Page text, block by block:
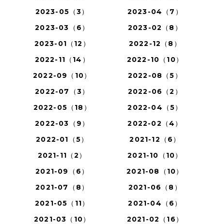
2023-05（3）
2023-04（7）
2023-03（6）
2023-02（8）
2023-01（12）
2022-12（8）
2022-11（14）
2022-10（10）
2022-09（10）
2022-08（5）
2022-07（3）
2022-06（2）
2022-05（18）
2022-04（5）
2022-03（9）
2022-02（4）
2022-01（5）
2021-12（6）
2021-11（2）
2021-10（10）
2021-09（6）
2021-08（10）
2021-07（8）
2021-06（8）
2021-05（11）
2021-04（6）
2021-03（10）
2021-02（16）